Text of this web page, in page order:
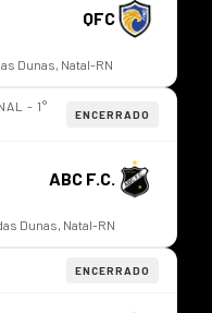
QFC
Dunas, Natal-RN
- 1°
ENCERRADO
ABC F.C.
Dunas, Natal-RN
ENCERRADO